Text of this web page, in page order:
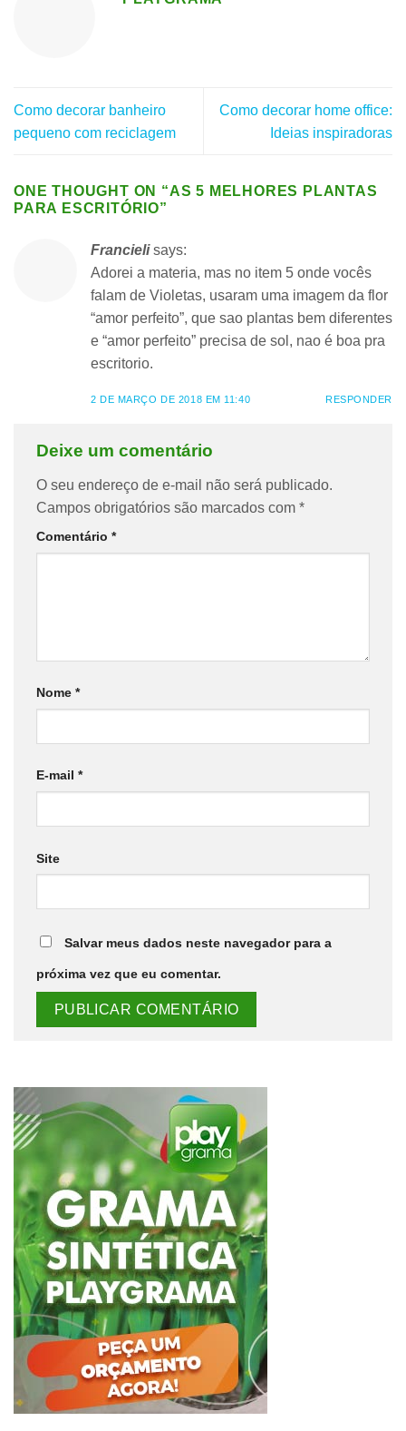
Como decorar banheiro
pequeno com reciclagem
Como decorar home office:
Ideias inspiradoras
ONE THOUGHT ON “AS 5 MELHORES PLANTAS
PARA ESCRITÓRIO”
Francieli says:
Adorei a materia, mas no item 5 onde vocês
falam de Violetas, usaram uma imagem da flor
“amor perfeito”, que sao plantas bem diferentes
e “amor perfeito” precisa de sol, nao é boa pra
escritorio.
2 DE MARÇO DE 2018 EM 11:40 RESPONDER
Deixe um comentário
O seu endereço de e-mail não será publicado.
Campos obrigatórios são marcados com *
Comentário *
Nome *
E-mail *
Site
Salvar meus dados neste navegador para a
próxima vez que eu comentar.